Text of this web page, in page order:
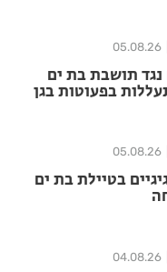
05.08.26
תושבת בת ים
בפעוטות בגן
05.08.26
בטיילת בת ים
04.08.26